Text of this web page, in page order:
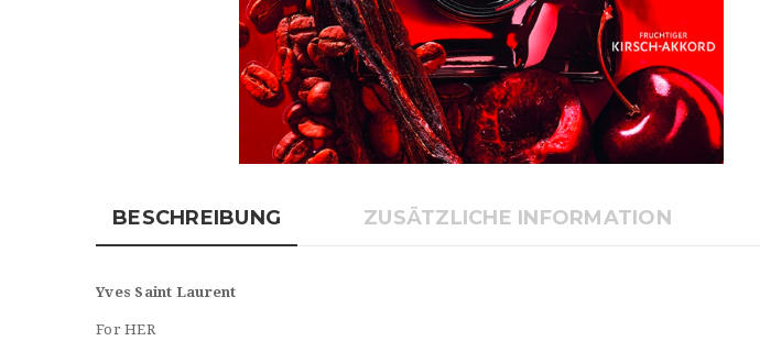
BESCHREIBUNG ZUSÄTZLICHE INFORMATION
Yves Saint Laurent
For HER